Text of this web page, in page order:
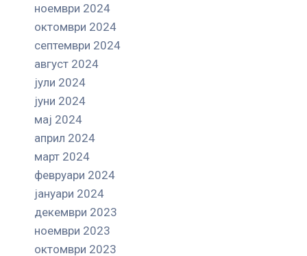
ноември 2024
октомври 2024
септември 2024
август 2024
јули 2024
јуни 2024
мај 2024
април 2024
март 2024
февруари 2024
јануари 2024
декември 2023
ноември 2023
октомври 2023